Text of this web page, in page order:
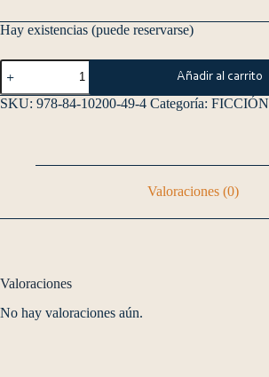
Hay existencias (puede reservarse)
Añadir al carrito
SKU: 978-84-10200-49-4 Categoría: FICCIÓN
Valoraciones (0)
Valoraciones
No hay valoraciones aún.